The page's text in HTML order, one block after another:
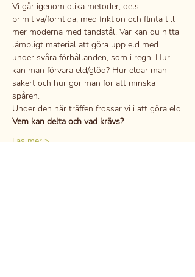
Vi går igenom olika metoder, dels
primitiva/forntida, med friktion och flinta till
mer moderna med tändstål. Var kan du hitta
lämpligt material att göra upp eld med
under svåra förhållanden, som i regn. Hur
kan man förvara eld/glöd? Hur eldar man
säkert och hur gör man för att minska
spåren.
Under den här träffen frossar vi i att göra eld.
Vem kan delta och vad krävs?
Läs mer >